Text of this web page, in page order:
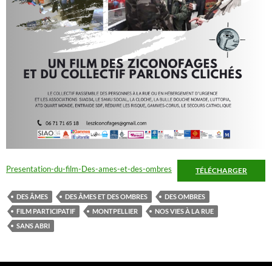
Presentation-du-film-Des-ames-et-des-ombres TÉLÉCHARGER
DES ÂMES DES ÂMES ET DES OMBRES
DES OMBRES
FILM PARTICIPATIF
MONTPELLIER
NOS VIES À LA RUE
SANS ABRI